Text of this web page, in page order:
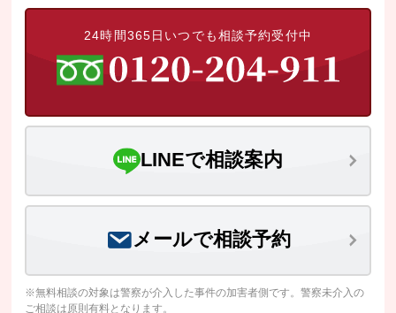
24時間365日いつでも相談予約受付中
LINEで相談案内
メールで相談予約
※無料相談の対象は警察が介入した事件の加害者側です。警察未介入の
ご相談は原則有料となります。